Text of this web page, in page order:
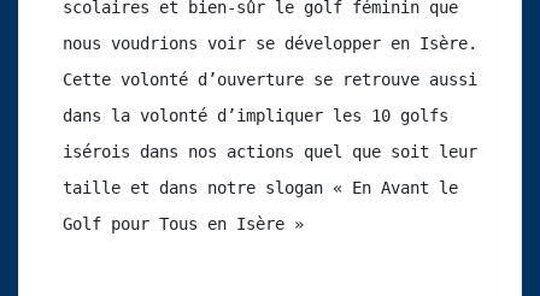
scolaires et bien-sûr le golf féminin que
nous voudrions voir se développer en Isère.
Cette volonté d’ouverture se retrouve aussi
dans la volonté d’impliquer les 10 golfs
isérois dans nos actions quel que soit leur
taille et dans notre slogan « En Avant le
Golf pour Tous en Isère »